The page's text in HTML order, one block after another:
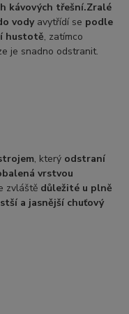
kávových třešní.Zralé
vody avytřídí se podle
hustotě, zatímco
je snadno odstranit.
, který odstraní
vrstvou
zvláště důležité u plně
a jasnější chuťový